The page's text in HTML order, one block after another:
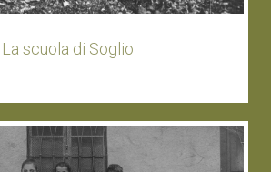
La scuola di Soglio